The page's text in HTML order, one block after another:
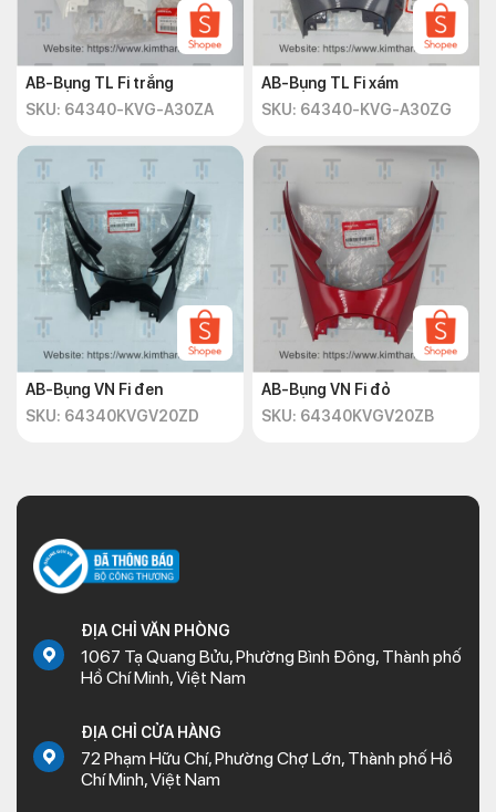
AB-Bụng TL Fi trắng
SKU: 64340-KVG-A30ZA
AB-Bụng TL Fi xám
SKU: 64340-KVG-A30ZG
AB-Bụng VN Fi đen
SKU: 64340KVGV20ZD
AB-Bụng VN Fi đỏ
SKU: 64340KVGV20ZB
ĐỊA CHỈ VĂN PHÒNG
1067 Tạ Quang Bửu, Phường Bình Đông, Thành phố
Hồ Chí Minh, Việt Nam
ĐỊA CHỈ CỬA HÀNG
72 Phạm Hữu Chí, Phường Chợ Lớn, Thành phố Hồ
Chí Minh, Việt Nam